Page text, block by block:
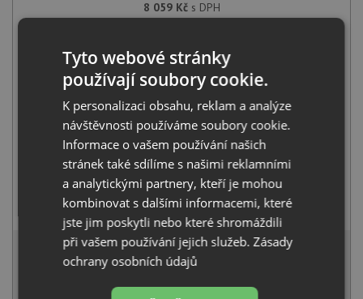
8 059 Kčs DPH
+
Franke FS 3228.031 LINA NEW chrom
3 269 Kčs DPH
10 762 Kčs DPH
Běžná cena:11 328
Sleva: 566 Kč
Tyto webové stránky
používají soubory cookie.
K personalizaci obsahu, reklam a analýze
návštěvnosti používáme soubory cookie.
Informace o vašem používání našich
stránek také sdílíme s našimi reklamními
a analytickými partnery, kteří je mohou
kombinovat s dalšími informacemi, které
jste jim poskytli nebo které shromáždili
při vašem používání jejich služeb.Zásady
ochrany osobních údajů